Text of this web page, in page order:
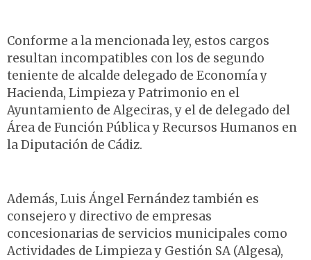
Conforme a la mencionada ley, estos cargos
resultan incompatibles con los de segundo
teniente de alcalde delegado de Economía y
Hacienda, Limpieza y Patrimonio en el
Ayuntamiento de Algeciras, y el de delegado del
Área de Función Pública y Recursos Humanos en
la Diputación de Cádiz.
Además, Luis Ángel Fernández también es
consejero y directivo de empresas
concesionarias de servicios municipales como
Actividades de Limpieza y Gestión SA (Algesa),